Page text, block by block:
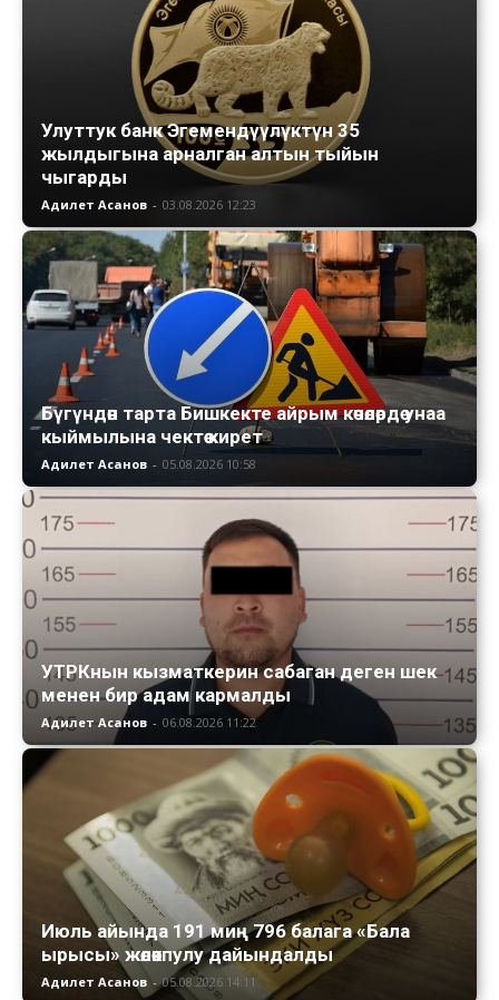
Улуттук банк Эгемендүүлүктүн 35
жылдыгына арналган алтын тыйын
чыгарды
Адилет Асанов - 03.08.2026 12:23
Бүгүндөн тарта Бишкекте айрым көчөлөрдө унаа
кыймылына чектөө кирет
Адилет Асанов - 05.08.2026 10:58
УТРКнын кызматкерин сабаган деген шек
менен бир адам кармалды
Адилет Асанов - 06.08.2026 11:22
Июль айында 191 миң 796 балага «Бала
ырысы» жөлөкпулу дайындалды
Адилет Асанов - 05.08.2026 14:11